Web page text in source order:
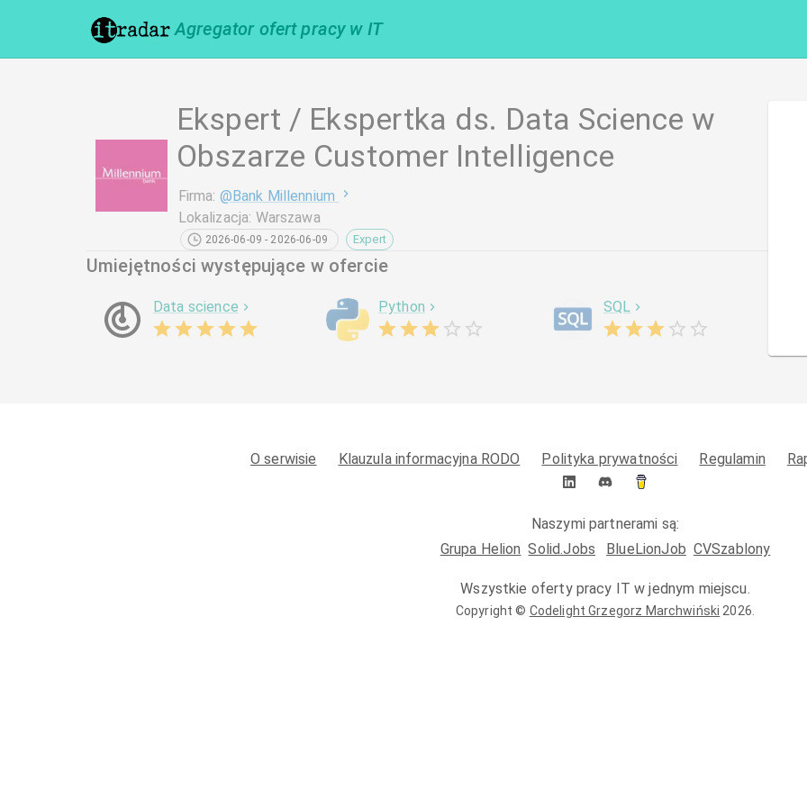
Agregator ofert pracy w IT
Ekspert / Ekspertka ds. Data Science w
Obszarze Customer Intelligence
Firma: @Bank Millennium
Lokalizacja: Warszawa
2026-06-09 - 2026-06-09 Expert
Umiejętności występujące w ofercie
Data science Python SQL
O serwisie Klauzula informacyjna RODO Polityka prywatności Regulamin
Naszymi partnerami są:
Grupa Helion Solid.Jobs BlueLionJob CVSzablony
Wszystkie oferty pracy IT w jednym miejscu.
Copyright © Codelight Grzegorz Marchwiński 2026